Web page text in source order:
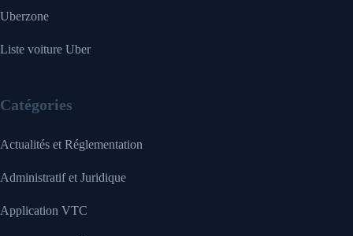
Uberzone
Liste voiture Uber
Catégories
Actualités et Réglementation
Administratif et Juridique
Application VTC